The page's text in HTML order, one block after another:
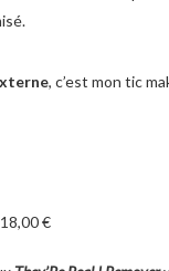
, c’est mon tic
€